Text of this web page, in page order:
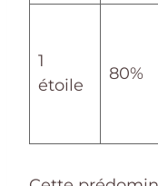
1
étoile
80%